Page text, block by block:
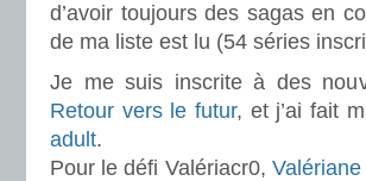
d’avoir toujours des sagas en
de ma liste est lu (54 séries
Je me suis inscrite à des
Retour vers le futur, et j’ai fait
adult.
Pour le défi Valériacr0, Valériane